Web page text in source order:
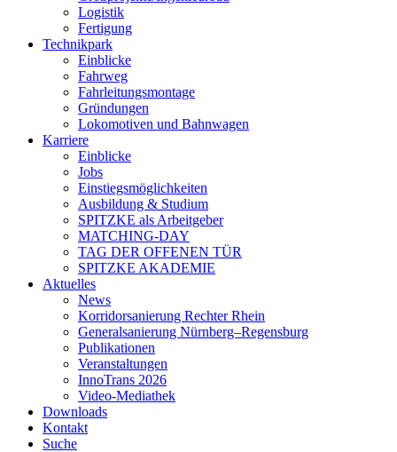
Logistik
Fertigung
Technikpark
Einblicke
Fahrweg
Fahrleitungsmontage
Gründungen
Lokomotiven und Bahnwagen
Karriere
Einblicke
Jobs
Einstiegsmöglichkeiten
Ausbildung & Studium
SPITZKE als Arbeitgeber
MATCHING-DAY
TAG DER OFFENEN TÜR
SPITZKE AKADEMIE
Aktuelles
News
Korridorsanierung Rechter Rhein
Generalsanierung Nürnberg–Regensburg
Publikationen
Veranstaltungen
InnoTrans 2026
Video-Mediathek
Downloads
Kontakt
Suche